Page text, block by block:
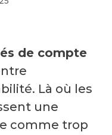
de compte
Là où les
une
comme trop